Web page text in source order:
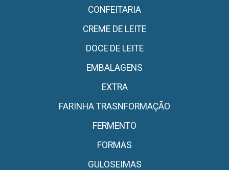
CONFEITARIA
CREME DE LEITE
DOCE DE LEITE
EMBALAGENS
EXTRA
FARINHA TRASNFORMAÇÃO
FERMENTO
FORMAS
GULOSEIMAS